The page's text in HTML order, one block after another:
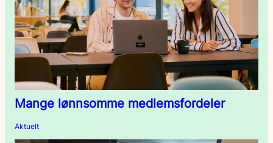
Mange lønnsomme medlemsfordeler
Aktuelt